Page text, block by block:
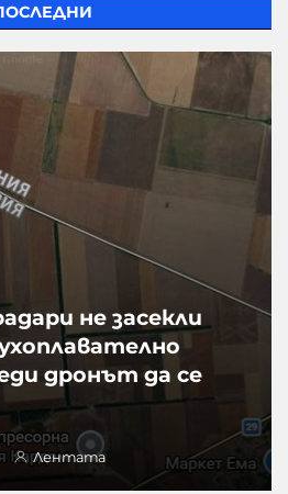
не засекли
дронът да се
Лентата